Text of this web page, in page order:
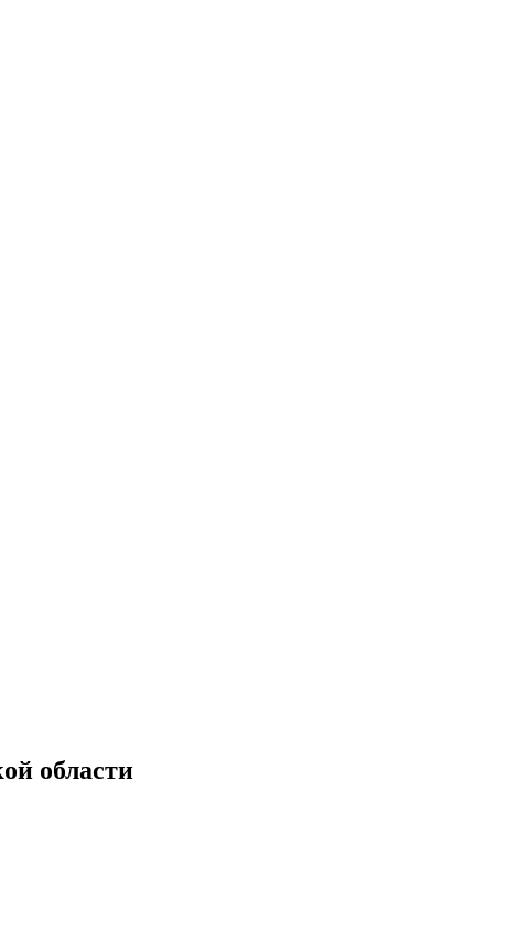
области